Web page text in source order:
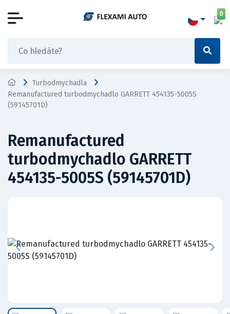
0
Turbodmychadla
Remanufactured turbodmychadlo GARRETT 454135-5005S
(59145701D)
Remanufactured
turbodmychadlo GARRETT
454135-5005S (59145701D)